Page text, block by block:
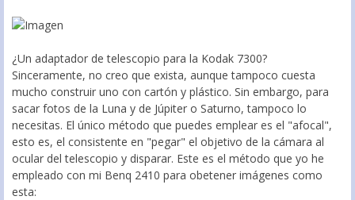
¿Un adaptador de telescopio para la Kodak 7300?
Sinceramente, no creo que exista, aunque tampoco cuesta
mucho construir uno con cartón y plástico. Sin embargo, para
sacar fotos de la Luna y de Júpiter o Saturno, tampoco lo
necesitas. El único método que puedes emplear es el "afocal",
esto es, el consistente en "pegar" el objetivo de la cámara al
ocular del telescopio y disparar. Este es el método que yo he
empleado con mi Benq 2410 para obetener imágenes como
esta: